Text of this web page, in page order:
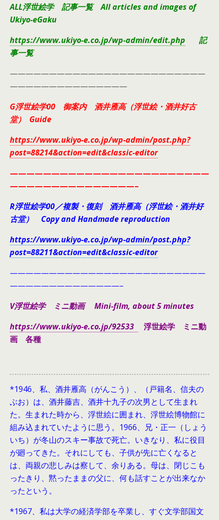
ALL浮世絵学 記事一覧 All articles and images of
Ukiyo-eGaku
https://www.ukiyo-e.co.jp/wp-admin/edit.php 記
事一覧
—————————————————————————
———————————————
G浮世絵学00 御案内 酒井雁高（浮世絵・酒井好古
堂） Guide
https://www.ukiyo-e.co.jp/wp-admin/post.php?
post=88214&action=edit&classic-editor
————————————————————————
———————————————–
R浮世絵学00／複製・復刻 酒井雁高（浮世絵・酒井好
古堂） Copy and Handmade reproduction
https://www.ukiyo-e.co.jp/wp-admin/post.php?
post=88211&action=edit&classic-editor
—————————————————————————
——————————————–
V浮世絵学 ミニ動画 Mini-film, about 5 minutes
https://www.ukiyo-e.co.jp/92533
浮世絵学 ミニ動
画 各種
*1946、 私、酒井雁高（がんこう）、（戸籍名、信夫の
ぶお）は、酒井藤吉、酒井十九子の次男として生まれ
た。生まれた時から、浮世絵に囲まれ、浮世絵博物館に
組み込まれていたように思う。1966、兄・正一（しょう
いち）が冬山のスキー事故で死亡。いきなり、私に役目
が廻ってきた。それにしても、子供が先に亡くなると
は、両親の悲しみは察して、余りある。母は、閉じこも
ったきり、黙ったままの父に、何も話すことが出来なか
ったという。
*1967、私は大学の経済学部を卒業し、すぐ文学部国文